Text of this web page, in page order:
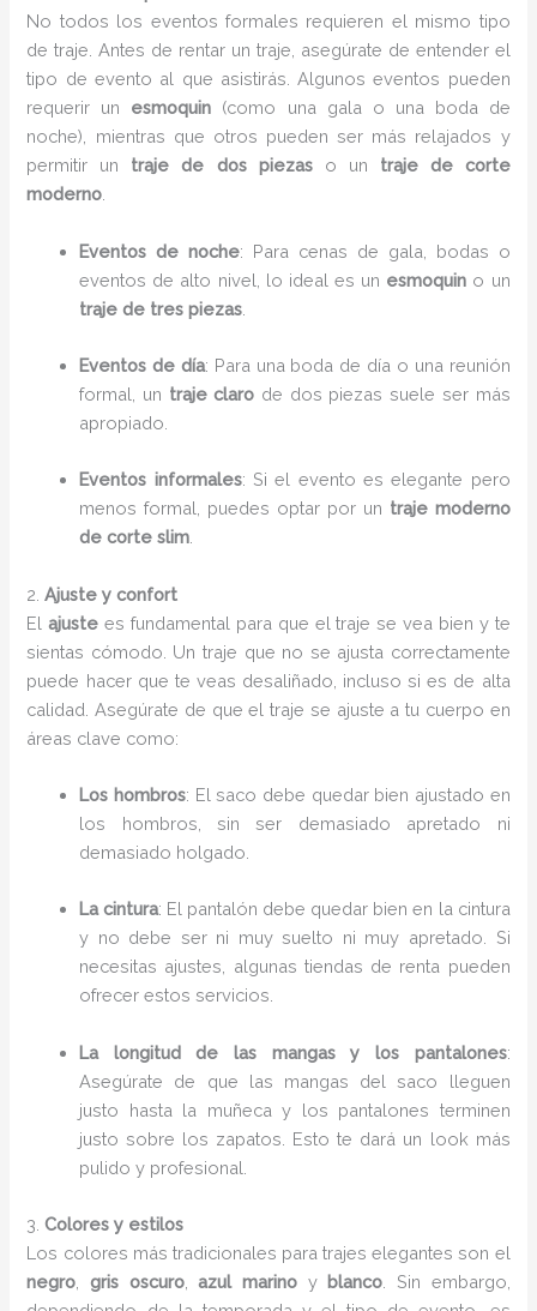
No todos los eventos formales requieren el mismo tipo
de traje. Antes de rentar un traje, asegúrate de entender el
tipo de evento al que asistirás. Algunos eventos pueden
requerir un esmoquin (como una gala o una boda de
noche), mientras que otros pueden ser más relajados y
permitir un traje de dos piezaso un traje de corte
moderno
Eventos de noche: Para cenas de gala, bodas o
eventos de alto nivel, lo ideal es un esmoquin o un
traje de tres piezas
Eventos de día: Para una boda de día o una reunión
formal, un traje claro de dos piezas suele ser más
apropiado.
Eventos informales: Si el evento es elegante pero
menos formal, puedes optar por un traje moderno
de corte slim
2.Ajuste y confort
Elajuste es fundamental para que el traje se vea bien y te
sientas cómodo. Un traje que no se ajusta correctamente
puede hacer que te veas desaliñado, incluso si es de alta
calidad. Asegúrate de que el traje se ajuste a tu cuerpo en
áreas clave como:
Los hombros: El saco debe quedar bien ajustado en
los hombros, sin ser demasiado apretado ni
demasiado holgado.
La cintura: El pantalón debe quedar bien en la cintura
y no debe ser ni muy suelto ni muy apretado. Si
necesitas ajustes, algunas tiendas de renta pueden
ofrecer estos servicios.
La longitud de las mangas y los pantalones:
Asegúrate de que las mangas del saco lleguen
justo hasta la muñeca y los pantalones terminen
justo sobre los zapatos. Esto te dará un look más
pulido y profesional.
3.Colores y estilos
Los colores más tradicionales para trajes elegantes son el
negro ,gris oscuro,azul marino y blanco . Sin embargo,